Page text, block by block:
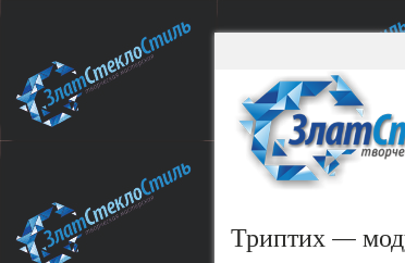
Триптих —